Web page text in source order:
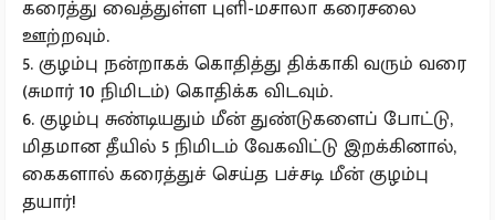
கரைத்து வைத்துள்ள புளி-மசாலா கரைசலை
ஊற்றவும்.
5. குழம்பு நன்றாகக் கொதித்து திக்காகி வரும் வரை
(சுமார் 10 நிமிடம்) கொதிக்க விடவும்.
6. குழம்பு சுண்டியதும் மீன் துண்டுகளைப் போட்டு,
மிதமான தீயில் 5 நிமிடம் வேகவிட்டு இறக்கினால்,
கைகளால் கரைத்துச் செய்த பச்சடி மீன் குழம்பு
தயார்!